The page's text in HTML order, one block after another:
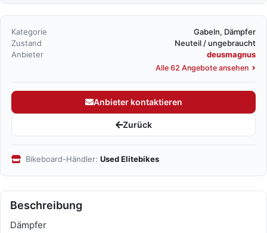
Kategorie
Gabeln, Dämpfer
Zustand
Neuteil / ungebraucht
Anbieter
deusmagnus
Alle 62 Angebote ansehen
Anbieter kontaktieren
Zurück
Bikeboard-Händler: Used Elitebikes
Beschreibung
Dämpfer